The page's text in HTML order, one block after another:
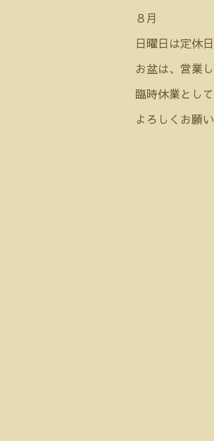
８月
日曜日は定休
お盆は、営業
臨時休業とし
よろしくお願